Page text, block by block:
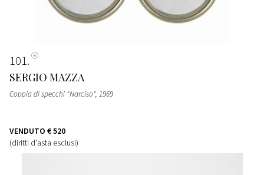
101
SERGIO MAZZA
Coppia di specchi "Narciso", 1969
VENDUTO € 520
(diritti d'asta esclusi)